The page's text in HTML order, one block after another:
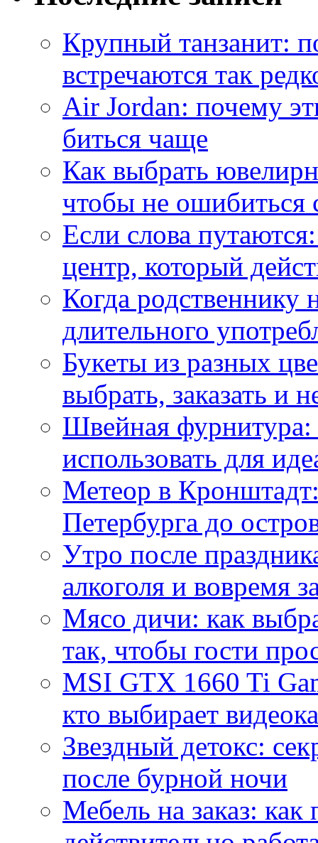
Крупный танзанит:
встречаются так
Air Jordan: почему
биться чаще
Как выбрать
чтобы не ошибиться
Если слова
центр, который
Когда
длительного
Букеты из разных
выбрать, заказать и
Швейная фурнитура:
использовать для
Метеор в
Петербурга до
Утро после
алкоголя и вовремя
Мясо дичи: как
так, чтобы гости
MSI GTX 1660 Ti
кто выбирает
Звездный детокс:
после бурной ночи
Мебель на заказ: